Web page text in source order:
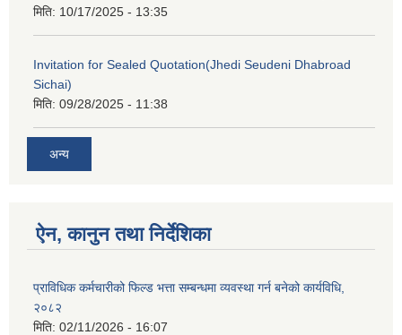
मिति: 10/17/2025 - 13:35
Invitation for Sealed Quotation(Jhedi Seudeni Dhabroad
Sichai)
मिति: 09/28/2025 - 11:38
अन्य
ऐन, कानुन तथा निर्देशिका
प्राविधिक कर्मचारीको फिल्ड भत्ता सम्बन्धमा व्यवस्था गर्न बनेको कार्यविधि,
२०८२
मिति: 02/11/2026 - 16:07